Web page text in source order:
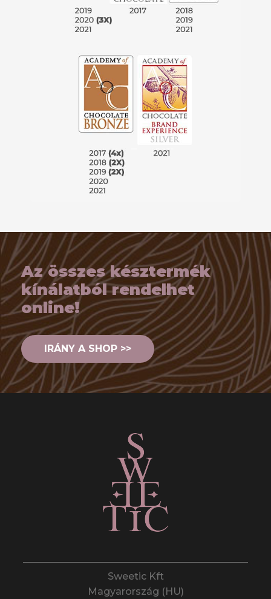
Az összes késztermék
kínálatból rendelhet
online!
IRÁNY A SHOP >>
Sweetic Kft
Magyarország (HU)